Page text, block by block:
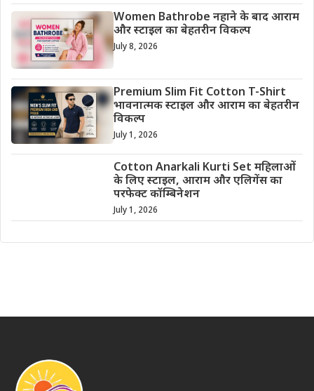
Women Bathrobe नहाने के बाद आराम
और स्टाइल का बेहतरीन विकल्प
July 8, 2026
Premium Slim Fit Cotton T-Shirt
भावनात्मक स्टाइल और आराम का बेहतरीन
विकल्प
July 1, 2026
Cotton Anarkali Kurti Set महिलाओं
के लिए स्टाइल, आराम और एलिगेंस का
परफेक्ट कॉम्बिनेशन
July 1, 2026